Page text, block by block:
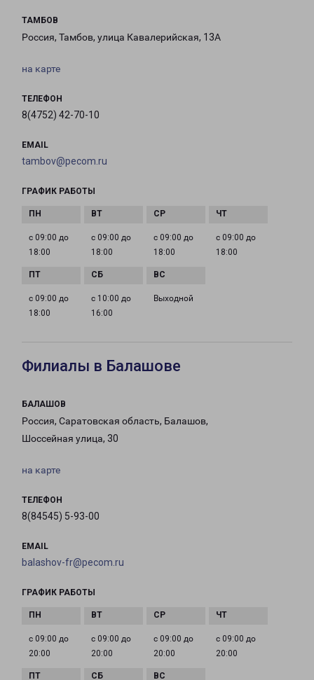
ТАМБОВ
Россия, Тамбов, улица Кавалерийская, 13А
на карте
ТЕЛЕФОН
8(4752) 42-70-10
EMAIL
tambov@pecom.ru
ГРАФИК РАБОТЫ
с 09:00 до
18:00
с 09:00 до
18:00
с 09:00 до
18:00
с 09:00 до
18:00
с 09:00 до
18:00
с 10:00 до
16:00
Выходной
Филиалы в Балашове
БАЛАШОВ
Россия, Саратовская область, Балашов,
Шоссейная улица, 30
на карте
ТЕЛЕФОН
8(84545) 5-93-00
EMAIL
balashov-fr@pecom.ru
ГРАФИК РАБОТЫ
с 09:00 до
20:00
с 09:00 до
20:00
с 09:00 до
20:00
с 09:00 до
20:00